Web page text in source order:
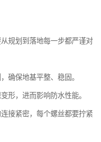
规划到落地每一步都严谨对
确保地基平整、稳固。
形，进而影响防水性能。
接紧密，每个螺丝都要拧紧